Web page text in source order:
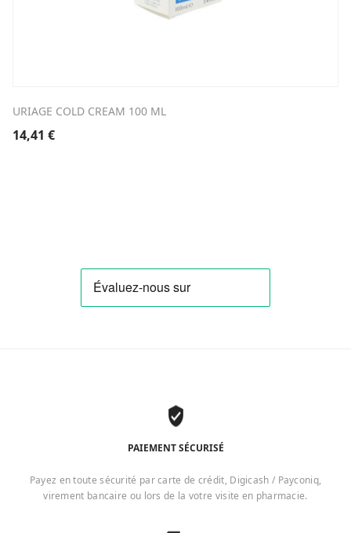
URIAGE COLD CREAM 100 ML
14,41 €
PAIEMENT SÉCURISÉ
Payez en toute sécurité par carte de crédit, Digicash / Payconiq,
virement bancaire ou lors de la votre visite en pharmacie.